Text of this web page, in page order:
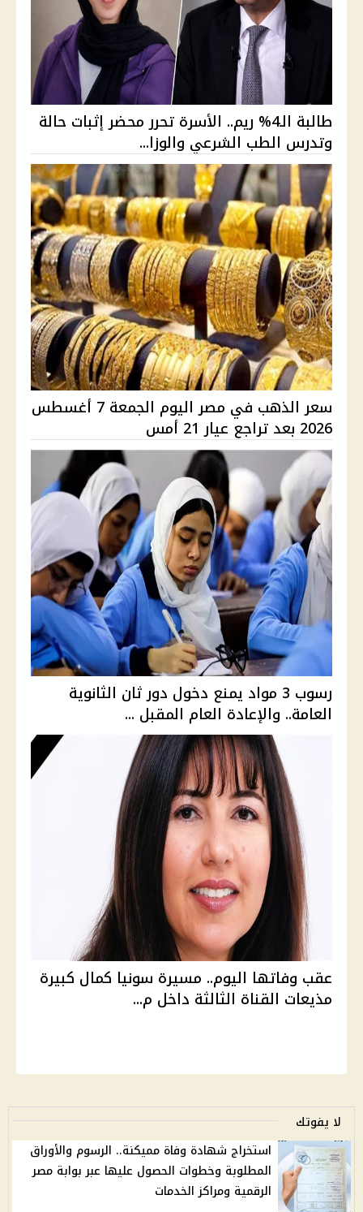
طالبة الـ4% ريم.. الأسرة تحرر محضر إثبات حالة
وتدرس الطب الشرعي والوزا...
سعر الذهب في مصر اليوم الجمعة 7 أغسطس
2026 بعد تراجع عيار 21 أمس
رسوب 3 مواد يمنع دخول دور ثان الثانوية
العامة.. والإعادة العام المقبل ...
عقب وفاتها اليوم.. مسيرة سونيا كمال كبيرة
مذيعات القناة الثالثة داخل م...
لا يفوتك
استخراج شهادة وفاة مميكنة.. الرسوم والأوراق
المطلوبة وخطوات الحصول عليها عبر بوابة مصر
الرقمية ومراكز الخدمات